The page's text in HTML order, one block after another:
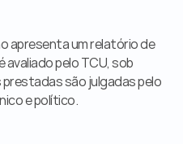
apresenta um relatório de
pelo TCU, sob
são julgadas pelo
e político.